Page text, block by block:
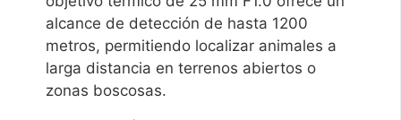
alcance de detección de hasta 1200
metros, permitiendo localizar animales a
larga distancia en terrenos abiertos o
zonas boscosas.